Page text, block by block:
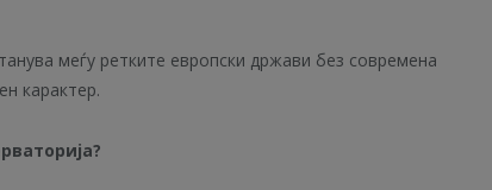
меѓу ретките европски држави без современа
карактер.